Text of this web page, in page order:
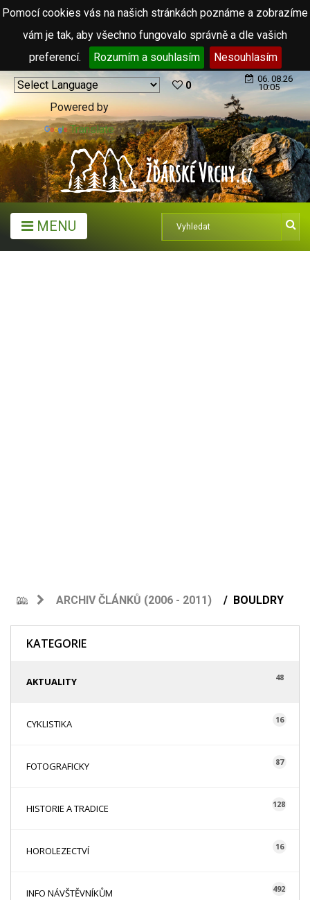
Pomocí cookies vás na našich stránkách poznáme a zobrazíme
vám je tak, aby všechno fungovalo správně a dle vašich
preferencí.
Rozumím a souhlasím Nesouhlasím
Powered by
Translate
0
06. 08.26
10:05
MENU
ARCHIV ČLÁNKŮ (2006 - 2011) BOULDRY
KATEGORIE
AKTUALITY 48
CYKLISTIKA 16
FOTOGRAFICKY 87
HISTORIE A TRADICE 128
HOROLEZECTVÍ 16
INFO NÁVŠTĚVNÍKŮM 492